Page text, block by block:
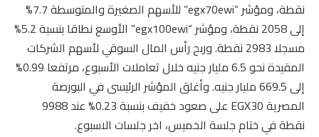
نقطة، ومؤشر “egx70ewi” للأسهم الصغيرة والمتوسطة 7.7%
إلى 2058 نقطة، ومؤشر “egx100ewi” الأوسع نطاقا بنسبة 5.2%
مسجلا 2983 نقطة. وربح رأس المال السوقي لأسهم الشركات
المقيدة نحو 6.5 مليار جنيه خلال تعاملات الأسبوع، مرتفعا 0.99%
إلى 669.5 مليار جنيه. وأغلق المؤشر الرئيسى في البورصة
المصرية EGX30 على صعود خفيف بنسبة 0.23% عند 9988
نقطة في ختام جلسة الخميس، اخر جلسات الاسبوع.